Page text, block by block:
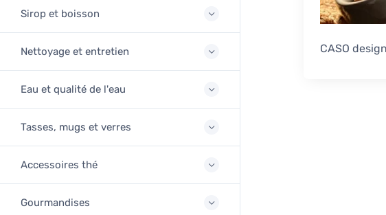
Sirop et boisson
Nettoyage et entretien
Eau et qualité de l'eau
Tasses, mugs et verres
Accessoires thé
Gourmandises
CASO